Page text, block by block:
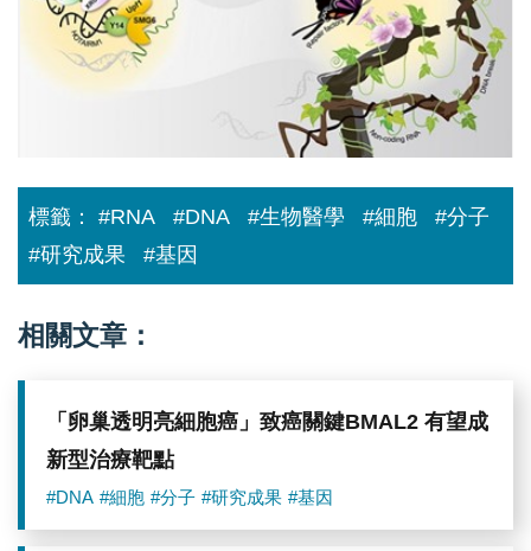
標籤： #RNA #DNA #生物醫學 #細胞
#分子
#研究成果
#基因
相關文章：
「卵巢透明亮細胞癌」致癌關鍵BMAL2 有望成
新型治療靶點
#DNA #細胞 #分子 #研究成果 #基因